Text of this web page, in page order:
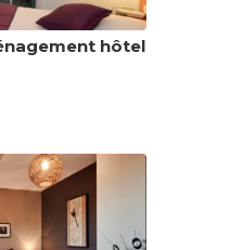
hôtel